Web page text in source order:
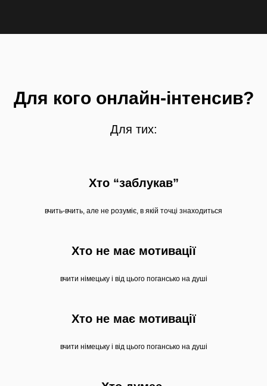
Для кого онлайн-інтенсив?
Для тих:
Хто “заблукав”
вчить-вчить, але не розуміє, в якій точці знаходиться
Хто не має мотивації
вчити німецьку і від цього погансько на душі
Хто не має мотивації
вчити німецьку і від цього погансько на душі